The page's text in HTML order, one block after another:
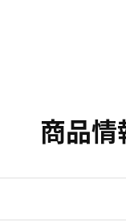
商品情